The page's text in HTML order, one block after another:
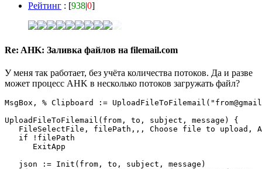
Рейтинг : [938|0]
Re: AHK: Заливка файлов на filemail.com
У меня так работает, без учёта количества потоков. Да и разве
может процесс AHK в несколько потоков загружать файл?
MsgBox, % Clipboard :=
UploadFileToFilemail(from, to, subject, message) {
FileSelectFile, filePath,,, Choose file to upload,
   if !filePath
      ExitApp
   json := Init(from, to, subject, message)